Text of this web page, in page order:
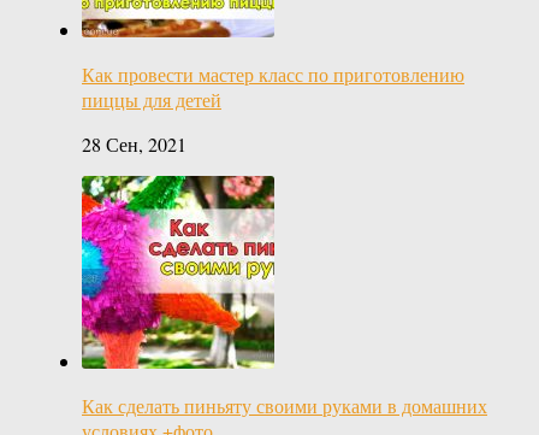
Как провести мастер класс по приготовлению
пиццы для детей
28 Сен, 2021
Как сделать пиньяту своими руками в домашних